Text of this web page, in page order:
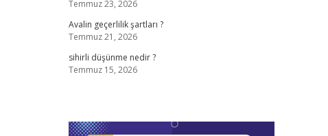
Temmuz 23, 2026
Avalin geçerlilik şartları ?
Temmuz 21, 2026
sihirli düşünme nedir ?
Temmuz 15, 2026